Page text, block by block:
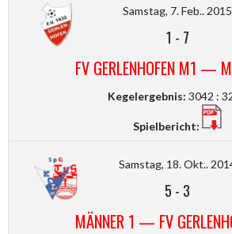
Samstag, 7. Feb.. 2015
1 - 7
FV GERLENHOFEN M1 —
Kegelergebnis: 3042 :
Spielbericht:
Samstag, 18. Okt..
5 - 3
MÄNNER 1 — FV